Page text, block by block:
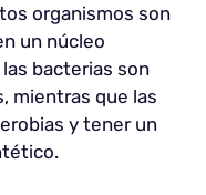
organismos son
un núcleo
bacterias son
mientras que las
y tener un